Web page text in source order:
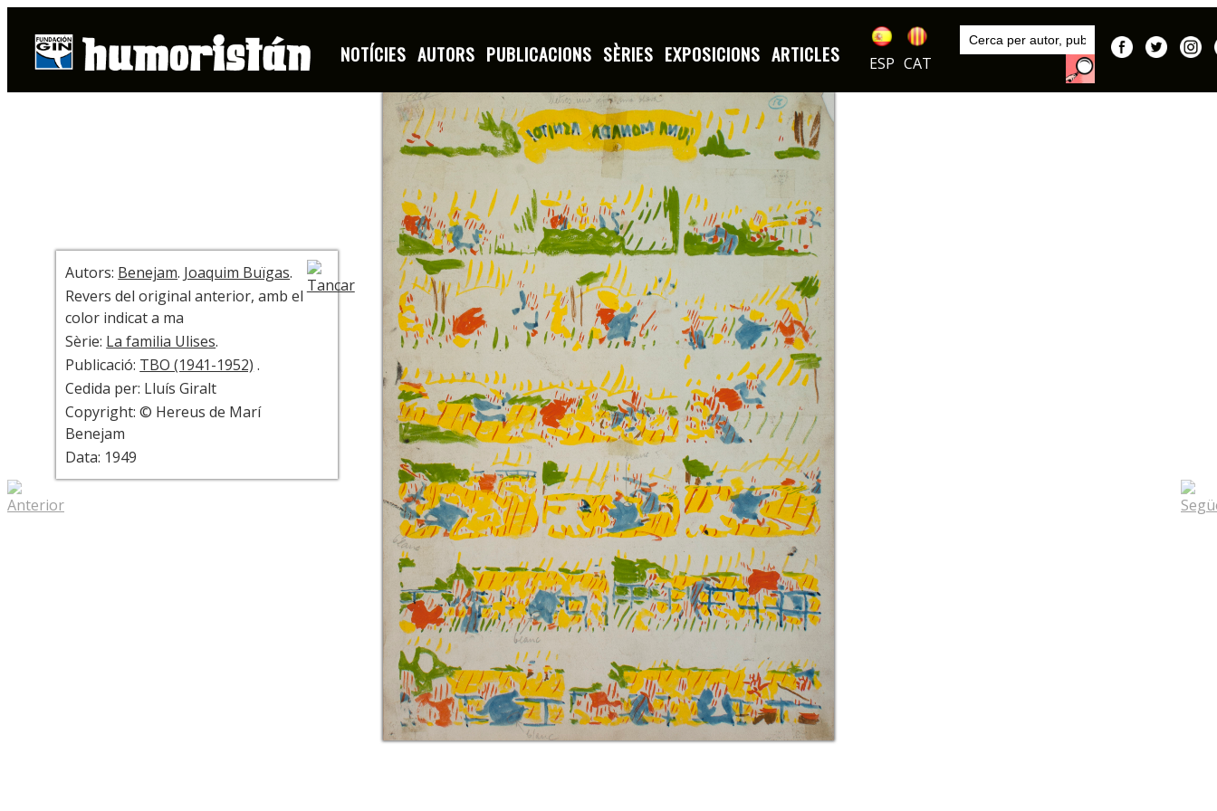
NOTÍCIES AUTORS PUBLICACIONS SÈRIES EXPOSICIONS ARTICLES ESP CAT
Sèries
La familia Ulises
+ INFO
Autors: Benejam. Joaquim Buïgas.
Revers del original anterior, amb el
color indicat a ma
Sèrie: La familia Ulises.
Publicació: TBO (1941-1952) .
Cedida per: Lluís Giralt
Copyright: © Hereus de Marí
Benejam
Data: 1949